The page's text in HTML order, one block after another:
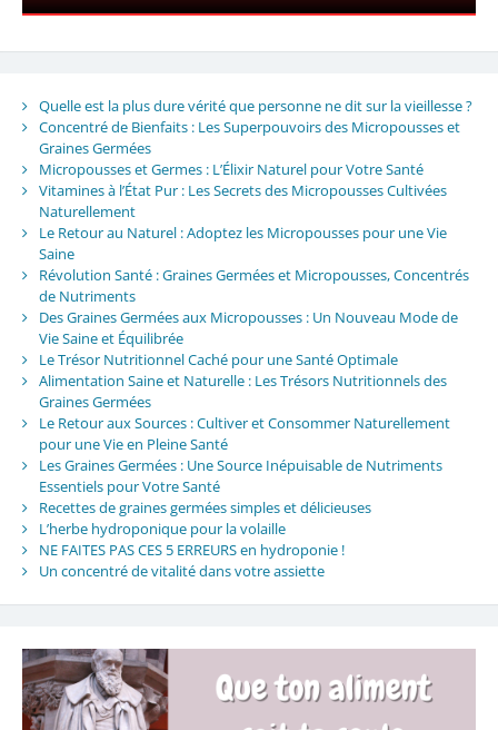
Quelle est la plus dure vérité que personne ne dit sur la vieillesse ?
Concentré de Bienfaits : Les Superpouvoirs des Micropousses et
Graines Germées
Micropousses et Germes : L’Élixir Naturel pour Votre Santé
Vitamines à l’État Pur : Les Secrets des Micropousses Cultivées
Naturellement
Le Retour au Naturel : Adoptez les Micropousses pour une Vie
Saine
Révolution Santé : Graines Germées et Micropousses, Concentrés
de Nutriments
Des Graines Germées aux Micropousses : Un Nouveau Mode de
Vie Saine et Équilibrée
Le Trésor Nutritionnel Caché pour une Santé Optimale
Alimentation Saine et Naturelle : Les Trésors Nutritionnels des
Graines Germées
Le Retour aux Sources : Cultiver et Consommer Naturellement
pour une Vie en Pleine Santé
Les Graines Germées : Une Source Inépuisable de Nutriments
Essentiels pour Votre Santé
Recettes de graines germées simples et délicieuses
L’herbe hydroponique pour la volaille
NE FAITES PAS CES 5 ERREURS en hydroponie !
Un concentré de vitalité dans votre assiette